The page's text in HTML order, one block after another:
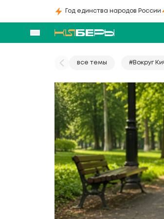
Год единства народов России
все темы #Вокруг